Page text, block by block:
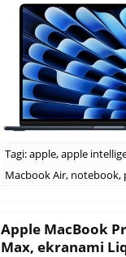
Tagi:apple,apple
Macbook Air, notebook,
Apple MacBook
Max, ekranami